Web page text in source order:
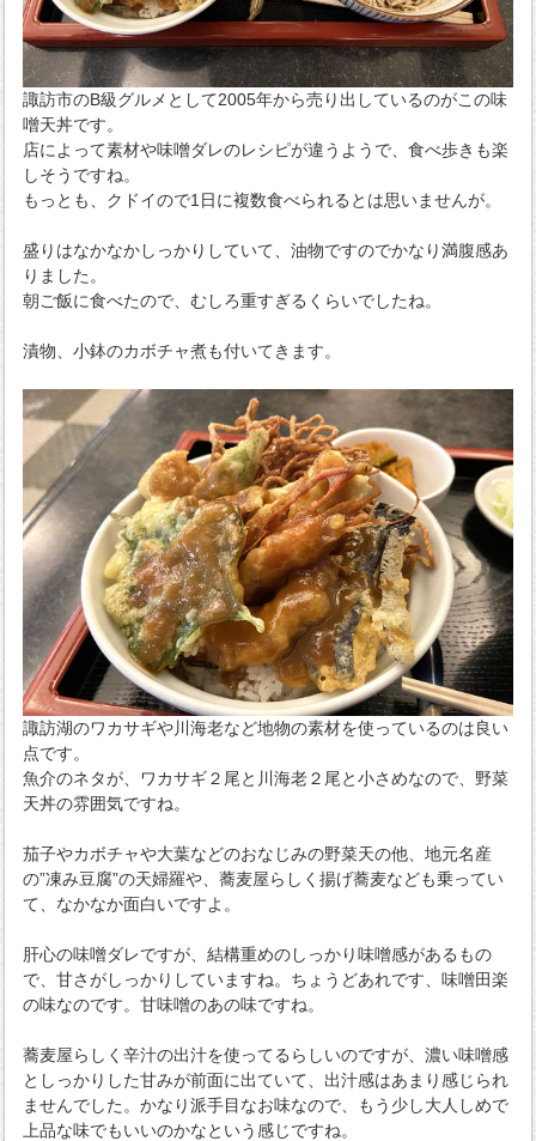
諏訪市のB級グルメとして2005年から売り出しているのがこの味
噌天丼です。
店によって素材や味噌ダレのレシピが違うようで、食べ歩きも楽
しそうですね。
もっとも、クドイので1日に複数食べられるとは思いませんが。
盛りはなかなかしっかりしていて、油物ですのでかなり満腹感あ
りました。
朝ご飯に食べたので、むしろ重すぎるくらいでしたね。
漬物、小鉢のカボチャ煮も付いてきます。
諏訪湖のワカサギや川海老など地物の素材を使っているのは良い
点です。
魚介のネタが、ワカサギ２尾と川海老２尾と小さめなので、野菜
天丼の雰囲気ですね。
茄子やカボチャや大葉などのおなじみの野菜天の他、地元名産
の”凍み豆腐”の天婦羅や、蕎麦屋らしく揚げ蕎麦なども乗ってい
て、なかなか面白いですよ。
肝心の味噌ダレですが、結構重めのしっかり味噌感があるもの
で、甘さがしっかりしていますね。ちょうどあれです、味噌田楽
の味なのです。甘味噌のあの味ですね。
蕎麦屋らしく辛汁の出汁を使ってるらしいのですが、濃い味噌感
としっかりした甘みが前面に出ていて、出汁感はあまり感じられ
ませんでした。かなり派手目なお味なので、もう少し大人しめで
上品な味でもいいのかなという感じですね。